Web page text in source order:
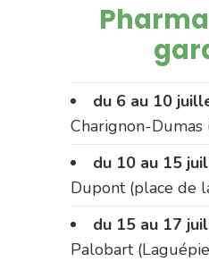
du 6 au 10
Charignon-Dumas
du 10 au 15
Dupont (place de
du 15 au 17
Palobart